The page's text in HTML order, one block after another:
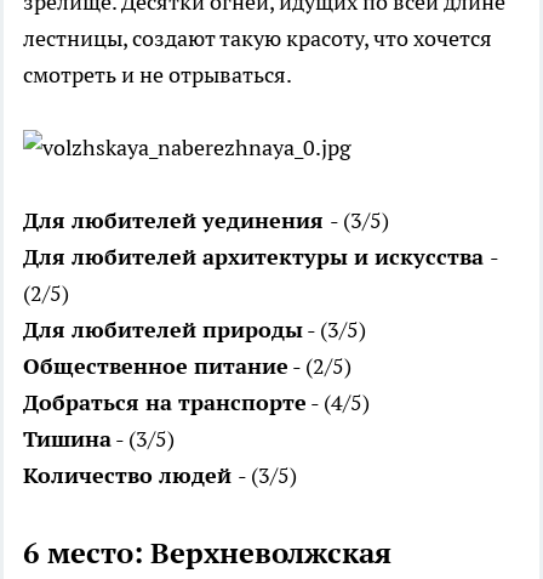
лестницы, создают такую красоту, что хочется
смотреть и не отрываться.
Для любителей уединения - (3/5)
Для любителей архитектуры и искусства -
(2/5)
Для любителей природы- (3/5)
Общественное питание - (2/5)
Добраться на транспорте - (4/5)
Тишина- (3/5)
Количество людей - (3/5)
6 место: Верхневолжская